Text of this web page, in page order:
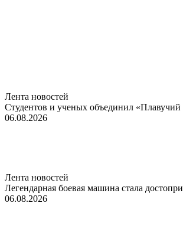
Лента новостей
Студентов и ученых объединил «Плавучий
06.08.2026
Лента новостей
Легендарная боевая машина стала
06.08.2026